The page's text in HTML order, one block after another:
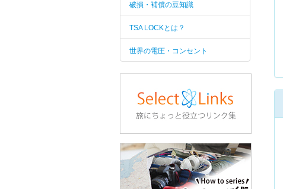
破損・補償の豆知識
TSA LOCKとは？
世界の電圧・コンセント